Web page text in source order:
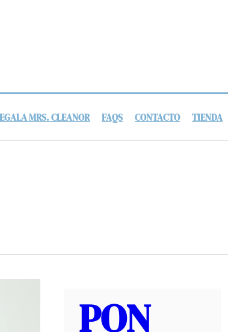
MRS. CLEANOR FAQS CONTACTO TIENDA
PON